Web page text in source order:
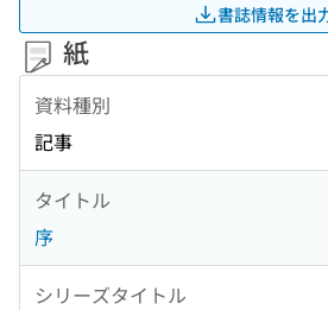
書誌情報を出
紙
資料種別
記事
タイトル
序
シリーズタイトル